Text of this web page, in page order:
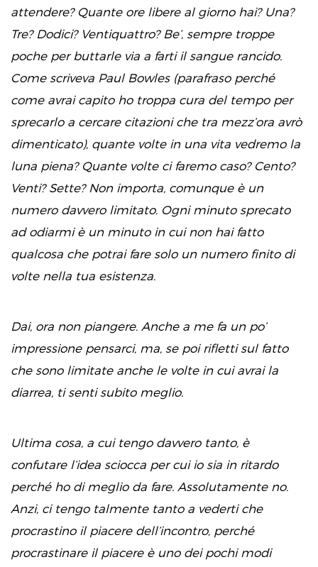
attendere? Quante ore libere al giorno hai? Una?
Tre? Dodici? Ventiquattro? Be’, sempre troppe
poche per buttarle via a farti il sangue rancido.
Come scriveva Paul Bowles (parafraso perché
come avrai capito ho troppa cura del tempo per
sprecarlo a cercare citazioni che tra mezz’ora avrò
dimenticato), quante volte in una vita vedremo la
luna piena? Quante volte ci faremo caso? Cento?
Venti? Sette? Non importa, comunque è un
numero davvero limitato. Ogni minuto sprecato
ad odiarmi è un minuto in cui non hai fatto
qualcosa che potrai fare solo un numero finito di
volte nella tua esistenza.
Dai, ora non piangere. Anche a me fa un po’
impressione pensarci, ma, se poi rifletti sul fatto
che sono limitate anche le volte in cui avrai la
diarrea, ti senti subito meglio.
Ultima cosa, a cui tengo davvero tanto, è
confutare l’idea sciocca per cui io sia in ritardo
perché ho di meglio da fare. Assolutamente no.
Anzi, ci tengo talmente tanto a vederti che
procrastino il piacere dell’incontro, perché
procrastinare il piacere è uno dei pochi modi